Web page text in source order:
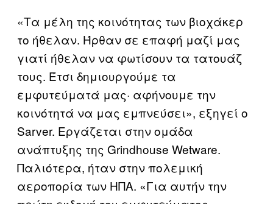
«Τα μέλη της κοινότητας των βιοχάκερ
το ήθελαν. Ήρθαν σε επαφή μαζί μας
γιατί ήθελαν να φωτίσουν τα τατουάζ
τους. Έτσι δημιουργούμε τα
εμφυτεύματά μας· αφήνουμε την
κοινότητά να μας εμπνεύσει», εξηγεί ο
Sarver. Εργάζεται στην ομάδα
ανάπτυξης της Grindhouse Wetware.
Παλιότερα, ήταν στην πολεμική
αεροπορία των ΗΠΑ. «Για αυτήν την